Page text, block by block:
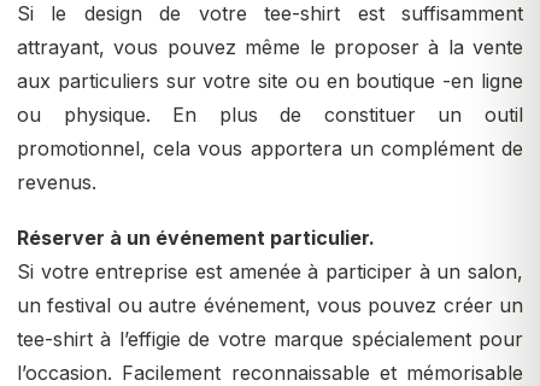
Si le design de votre tee-shirt est suffisamment
attrayant, vous pouvez même le proposer à la vente
aux particuliers sur votre site ou en boutique -en ligne
ou physique. En plus de constituer un outil
promotionnel, cela vous apportera un complément de
revenus.
Réserver à un événement particulier.
Si votre entreprise est amenée à participer à un salon,
un festival ou autre événement, vous pouvez créer un
tee-shirt à l’effigie de votre marque spécialement pour
l’occasion. Facilement reconnaissable et mémorisable